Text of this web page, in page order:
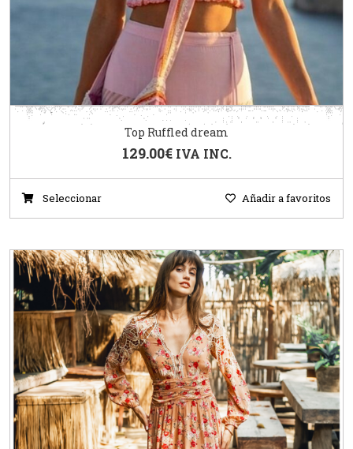
Top Ruffled dream
129.00€ IVA INC.
Seleccionar Añadir a favoritos